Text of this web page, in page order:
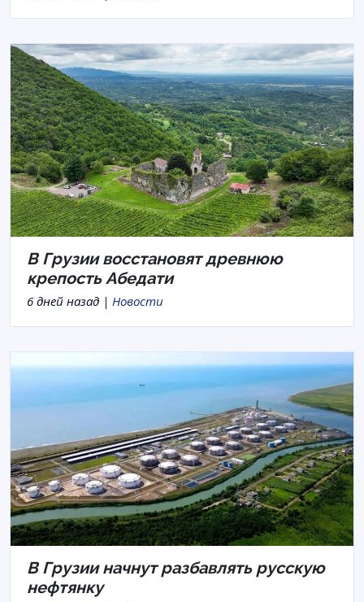
В Грузии восстановят древнюю
крепость Абедати
6 дней назад | Новости
В Грузии начнут разбавлять русскую
нефтянку